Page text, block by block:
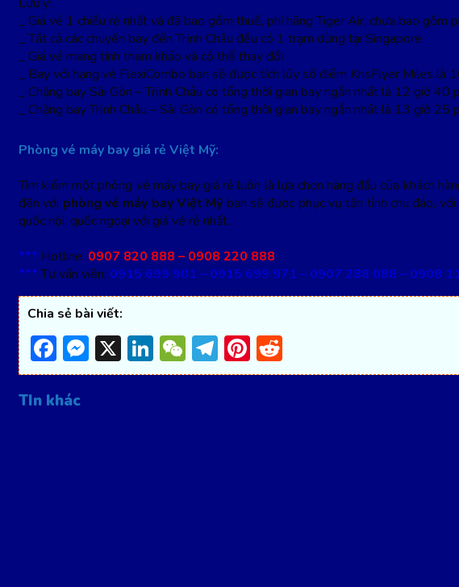
Lưu ý:
_ Giá vé 1 chiều rẻ nhất và đã bao gồm thuế, phí hãng Tiger Air, chưa bao gồm
_ Tất cả các chuyến bay đến Trịnh Châu đều có 1 trạm dừng tại Singapore
_ Giá vé mang tính tham khảo và có thể thay đổi
_ Bay với hạng vé FlexiCombo bạn sẽ được tích lũy số điểm KrisFlyer Miles là
_ Chặng bay Sài Gòn – Trịnh Châu có tổng thời gian bay ngắn nhất là 12 giờ
_ Chặng bay Trịnh Châu – Sài Gòn có tổng thời gian bay ngắn nhất là 13 giờ
Phòng vé máy bay giá rẻ Việt Mỹ:
Tìm kiếm một phòng vé máy bay giá rẻ luôn là lựa chọn hàng đầu của khách
đến với phòng vé máy bay Việt Mỹ bạn sẽ được phục vụ tận tình chu đáo,
quốc nội, quốc ngoại với giá vé rẻ nhất.
*** Hotline: 0907 820 888 – 0908 220 888
***Tư vấn viên: 0915 699 901 – 0915 699 971 – 0907 288 088 – 0908
Chia sẻ bài viết:
Facebook
Messenger
X LinkedIn
WeChat
Telegram
Pinterest
TIn khác